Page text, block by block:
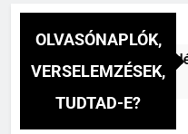
OLVASÓNAPLÓK,
VERSELEMZÉSEK,
TUDTAD-E?
Vitéz Mihály: A dél
Ezelőtt